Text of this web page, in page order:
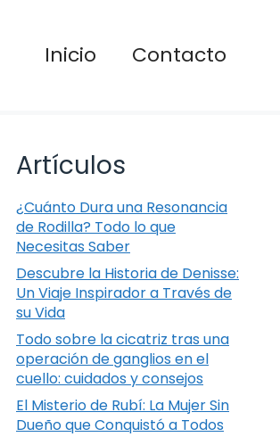
Inicio Contacto
Artículos
¿Cuánto Dura una Resonancia
de Rodilla? Todo lo que
Necesitas Saber
Descubre la Historia de Denisse:
Un Viaje Inspirador a Través de
su Vida
Todo sobre la cicatriz tras una
operación de ganglios en el
cuello: cuidados y consejos
El Misterio de Rubí: La Mujer Sin
Dueño que Conquistó a Todos